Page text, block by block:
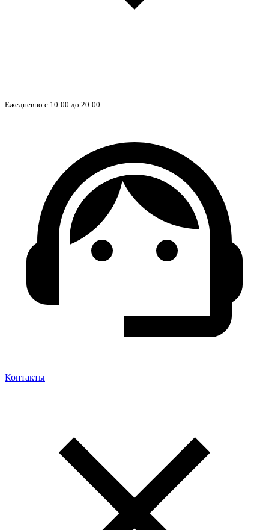
Ежедневно с 10:00 до 20:00
Контакты